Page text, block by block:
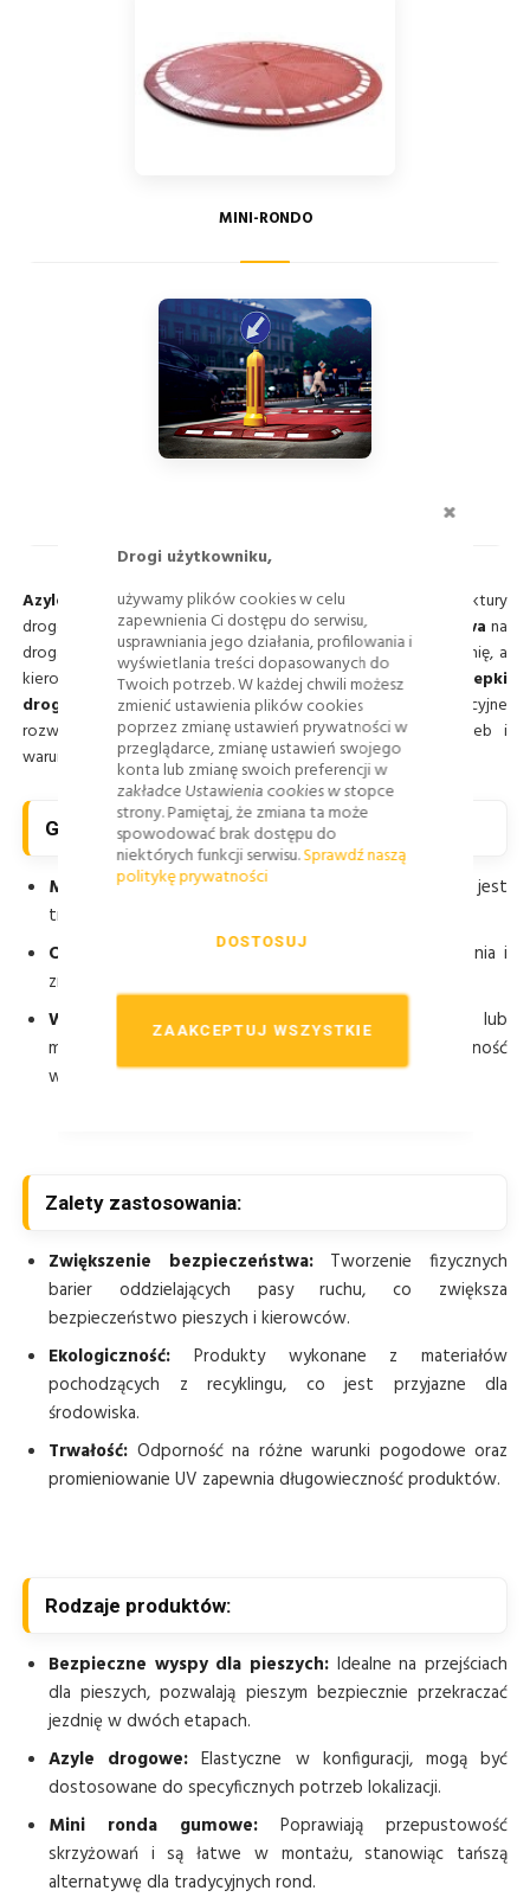
Drogi użytkowniku,
używamy plików cookies w celu
zapewnienia Ci dostępu do serwisu,
usprawniania jego działania, profilowania i
wyświetlania treści dopasowanych do
Twoich potrzeb. W każdej chwili możesz
zmienić ustawienia plików cookies
poprzez zmianę ustawień prywatności w
przeglądarce, zmianę ustawień swojego
konta lub zmianę swoich preferencji w
zakładce Ustawienia cookies w stopce
strony. Pamiętaj, że zmiana ta może
spowodować brak dostępu do
niektórych funkcji serwisu.Sprawdź naszą
politykę prywatności
ZAAKCEPTUJ WSZYSTKIE
DOSTOSUJ
MINI-RONDO
Azyle drogowesą kluczowymi elementami infrastruktury
drogowej, które znacząco podnoszą poziombezpieczeństwa na
drogach. Dzięki nim piesi mogą bezpiecznie przekraczać jezdnię, a
kierowcy są zmuszeni do bardziej ostrożnej jazdy.
Wysepki
drogowe
sztuczne wyspyimini rondagumowe to innowacyjne
rozwiązania, które można dostosować do różnych potrzeb i
warunków drogowych.
Główne cechy urządzeń:
Materiał:Wysokiej jakości guma z recyklingu, która jest
trwała i odporna na uszkodzenia.
Odporność:
Wytrzymałość na mechaniczne uszkodzenia i
zmienne warunki atmosferyczne.
Widoczność:Odblaskowe wstawki z taśmy 3M lub
mikrokulek szklanych, które zapewniają dobrą widoczność
w nocy i trudnych warunkach pogodowych.
Zalety zastosowania:
Zwiększenie bezpieczeństwa:Tworzenie fizycznych
barier oddzielających pasy ruchu, co zwiększa
bezpieczeństwo pieszych i kierowców.
Ekologiczność: Produkty wykonane z materiałów
pochodzących z recyklingu, co jest przyjazne dla
środowiska.
Trwałość: Odporność na różne warunki pogodowe oraz
promieniowanie UV zapewnia długowieczność produktów.
Rodzaje produktów:
Bezpieczne wyspy dla pieszych: Idealne na przejściach
dla pieszych, pozwalają pieszym bezpiecznie przekraczać
jezdnię w dwóch etapach.
Azyle drogowe: Elastyczne w konfiguracji, mogą być
dostosowane do specyficznych potrzeb lokalizacji.
Mini ronda gumowe: Poprawiają przepustowość
skrzyżowań i są łatwe w montażu, stanowiąc tańszą
alternatywę dla tradycyjnych rond.